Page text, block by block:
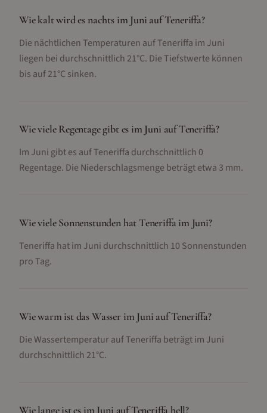
Wie kalt wird es nachts im Juni auf Teneriffa?
Die nächtlichen Temperaturen auf Teneriffa im Juni
liegen bei durchschnittlich 21°C. Die Tiefstwerte können
bis auf 21°C sinken.
Wie viele Regentage gibt es im Juni auf Teneriffa?
Im Juni gibt es auf Teneriffa durchschnittlich 0
Regentage. Die Niederschlagsmenge beträgt etwa 3 mm.
Wie viele Sonnenstunden hat Teneriffa im Juni?
Teneriffa hat im Juni durchschnittlich 10 Sonnenstunden
pro Tag.
Wie warm ist das Wasser im Juni auf Teneriffa?
Die Wassertemperatur auf Teneriffa beträgt im Juni
durchschnittlich 21°C.
Wie lange ist es im Juni auf Teneriffa hell?